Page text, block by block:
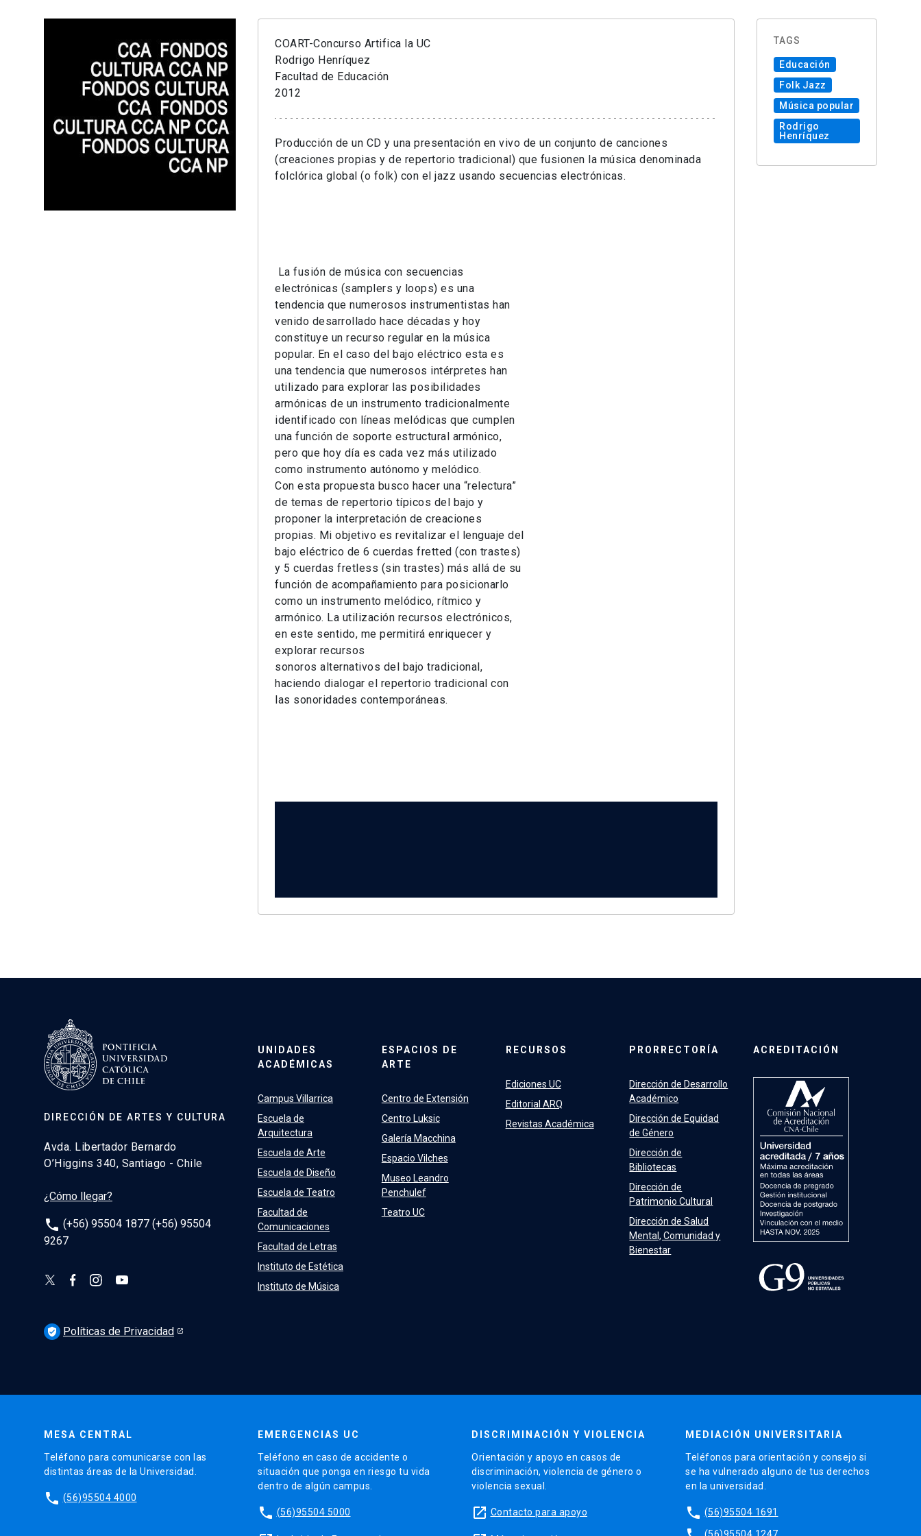
COART-Concurso Artifica la UC
Rodrigo Henríquez
Facultad de Educación
2012
Producción de un CD y una presentación en vivo de un conjunto de canciones
(creaciones propias y de repertorio tradicional) que fusionen la música denominada
folclórica global (o folk) con el jazz usando secuencias electrónicas.
La fusión de música con secuencias
electrónicas (samplers y loops) es una
tendencia que numerosos instrumentistas han
venido desarrollado hace décadas y hoy
constituye un recurso regular en la música
popular. En el caso del bajo eléctrico esta es
una tendencia que numerosos intérpretes han
utilizado para explorar las posibilidades
armónicas de un instrumento tradicionalmente
identificado con líneas melódicas que cumplen
una función de soporte estructural armónico,
pero que hoy día es cada vez más utilizado
como instrumento autónomo y melódico.
Con esta propuesta busco hacer una “relectura”
de temas de repertorio típicos del bajo y
proponer la interpretación de creaciones
propias. Mi objetivo es revitalizar el lenguaje del
bajo eléctrico de 6 cuerdas fretted (con trastes)
y 5 cuerdas fretless (sin trastes) más allá de su
función de acompañamiento para posicionarlo
como un instrumento melódico, rítmico y
armónico. La utilización recursos electrónicos,
en este sentido, me permitirá enriquecer y
explorar recursos
sonoros alternativos del bajo tradicional,
haciendo dialogar el repertorio tradicional con
las sonoridades contemporáneas.
TAGS
Educación
Folk Jazz
Música popular
Rodrigo
Henríquez
DIRECCIÓN DE ARTES Y CULTURA
Avda. Libertador Bernardo
O’Higgins 340, Santiago - Chile
¿Cómo llegar?
phone (+56) 95504 1877 (+56) 95504
9267
UNIDADES
ACADÉMICAS
Campus Villarrica
Escuela de
Arquitectura
Escuela de Arte
Escuela de Diseño
Escuela de Teatro
Facultad de
Comunicaciones
Facultad de Letras
Instituto de Estética
Instituto de Música
ESPACIOS DE
ARTE
Centro de Extensión
Centro Luksic
Galería Macchina
Espacio Vilches
Museo Leandro
Penchulef
Teatro UC
RECURSOS
Ediciones UC
Editorial ARQ
Revistas Académica
PRORRECTORÍA
Dirección de Desarrollo
Académico
Dirección de Equidad
de Género
Dirección de
Bibliotecas
Dirección de
Patrimonio Cultural
Dirección de Salud
Mental, Comunidad y
Bienestar
ACREDITACIÓN
verified_user Políticas de Privacidad
MESA CENTRAL
Teléfono para comunicarse con las
distintas áreas de la Universidad.
phone (56)95504 4000
EMERGENCIAS UC
Teléfono en caso de accidente o
situación que ponga en riesgo tu vida
dentro de algún campus.
phone (56)95504 5000
DISCRIMINACIÓN Y VIOLENCIA
Orientación y apoyo en casos de
discriminación, violencia de género o
violencia sexual.
launch Contacto para apoyo
MEDIACIÓN UNIVERSITARIA
Teléfonos para orientación y consejo si
se ha vulnerado alguno de tus derechos
en la universidad.
phone (56)95504 1691
(56)95504 1247